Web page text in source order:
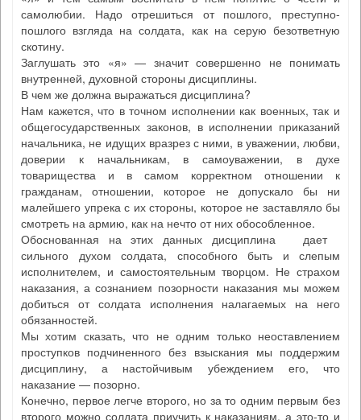
самолюбии. Надо отрешиться от пошлого, преступно-
пошлого взгляда на солдата, как на серую безответную
скотину.
Заглушать это «я» — значит совершенно не понимать
внутренней, духовной стороны дисциплины.
В чем же должна выражаться дисциплина?
Нам кажется, что в точном исполнении как военных, так и
общегосударственных законов, в исполнении приказаний
начальника, не идущих вразрез с ними, в уважении, любви,
доверии к начальникам, в самоуважении, в духе
товарищества и в самом корректном отношении к
гражданам, отношении, которое не допускало бы ни
малейшего упрека с их стороны, которое не заставляло бы
смотреть на армию, как на нечто от них обособленное.
Обоснованная на этих данных дисциплина дает
сильного духом солдата, способного быть и слепым
исполнителем, и самостоятельным творцом. Не страхом
наказания, а сознанием позорности наказания мы можем
добиться от солдата исполнения налагаемых на него
обязанностей.
Мы хотим сказать, что не одним только неоставлением
проступков подчиненного без взыскания мы поддержим
дисциплину, а настойчивым убеждением его, что
наказание — позорно.
Конечно, первое легче второго, но за то одним первым без
второго можно солдата приучить к наказаниям, а это-то и